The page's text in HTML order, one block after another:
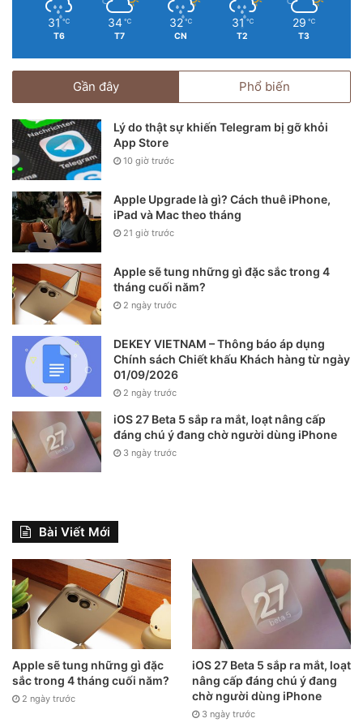
Để có được chất âm ấn tượng này, Apple đã trang bị cho
HomePod 2017 một cấu tạo ấn tượng. Cụ thể, chiếc loa này
sẽ bao gồm 1 củ loa trầm 4 inch, đi cùng với mạch khuếch
đại riêng ở đỉnh. Đây cũng chính là điểm ăn tiền của mẫu
loa lớn so với thiết bị mini khi có loa trầm riêng biệt. Phía
dưới là một hệ thống gồm 7 loa tần số cao và 6 micro ở
xung quanh.
HomePod mini chưa chính thức mở bán nên chưa thể đánh
giá chi tiết được chất lượng âm thanh của mẫu loa nhỏ cao
31 ℃
T6
34 ℃
T7
32 ℃
CN
31 ℃
T2
29 ℃
T3
Gần đây Phổ biến
Lý do thật sự khiến Telegram bị gỡ khỏi
App Store
10 giờ trước
Apple Upgrade là gì? Cách thuê iPhone,
iPad và Mac theo tháng
21 giờ trước
Apple sẽ tung những gì đặc sắc trong 4
tháng cuối năm?
2 ngày trước
DEKEY VIETNAM – Thông báo áp dụng
Chính sách Chiết khấu Khách hàng từ ngày
01/09/2026
2 ngày trước
iOS 27 Beta 5 sắp ra mắt, loạt nâng cấp
đáng chú ý đang chờ người dùng iPhone
3 ngày trước
Bài Viết Mới
Apple sẽ tung những gì đặc
sắc trong 4 tháng cuối năm?
2 ngày trước
iOS 27 Beta 5 sắp ra mắt, loạt
nâng cấp đáng chú ý đang
chờ người dùng iPhone
3 ngày trước